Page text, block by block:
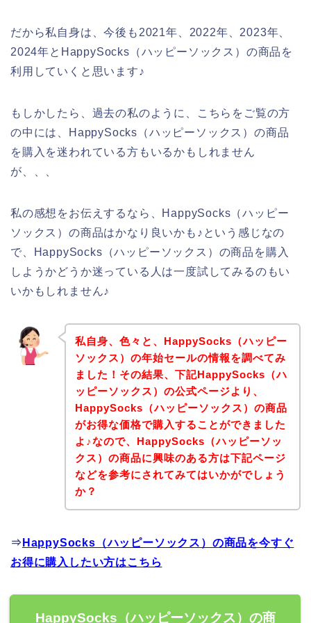
だから私自身は、今後も2021年、2022年、2023年、
2024年とHappySocks（ハッピーソックス）の商品を
利用していくと思います♪
もしかしたら、過去の私のように、こちらをご覧の方
の中には、HappySocks（ハッピーソックス）の商品
を購入を迷われている方もいるかもしれません
が、、、
私の感想をお伝えするなら、HappySocks（ハッピー
ソックス）の商品はかなり良いかも♪という感じなの
で、HappySocks（ハッピーソックス）の商品を購入
しようかどうか迷っている人は一度試してみるのもい
いかもしれません♪
私自身、色々と、HappySocks（ハッピー
ソックス）の年始セールの情報を調べてみ
ました！その結果、下記HappySocks（ハ
ッピーソックス）の公式ページより、
HappySocks（ハッピーソックス）の商品
がお得な価格で購入することができました
よ♪なので、HappySocks（ハッピーソッ
クス）の商品に興味のある方は下記ページ
などを参考にされてみてはいかがでしょう
か？
⇒ HappySocks（ハッピーソックス）の商品を今すぐ
お得に購入したい方はこちら
HappySocks（ハッピーソックス）の商